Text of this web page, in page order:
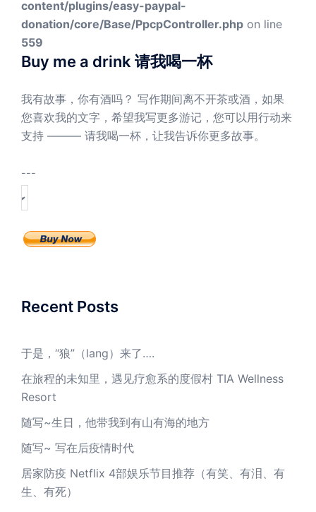
content/plugins/easy-paypal-
donation/core/Base/PpcpController.php on line
559
Buy me a drink 请我喝一杯
我有故事，你有酒吗？ 写作期间离不开茶或酒，如果
您喜欢我的文字，希望我写更多游记，您可以用行动来
支持 ——— 请我喝一杯，让我告诉你更多故事。
---
Recent Posts
于是，“狼”（lang）来了….
在旅程的未知里，遇见疗愈系的度假村 TIA Wellness
Resort
随写~生日，他带我到有山有海的地方
随写~ 写在后疫情时代
居家防疫 Netflix 4部娱乐节目推荐（有笑、有泪、有
生、有死）